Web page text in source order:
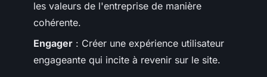
les valeurs de l'entreprise de manière
cohérente.
Engager : Créer une expérience utilisateur
engageante qui incite à revenir sur le site.